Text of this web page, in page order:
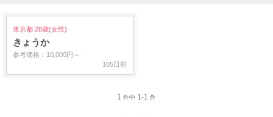
東京都 28歳(女性)
きょうか
参考価格：10,000円～
105日前
1 件中 1-1 件